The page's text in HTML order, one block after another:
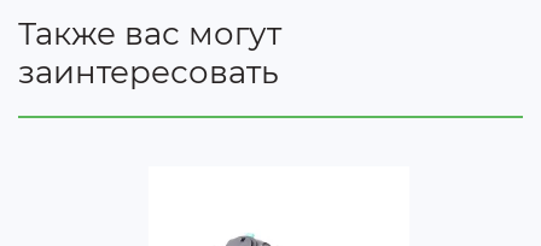
Также вас могут
заинтересовать